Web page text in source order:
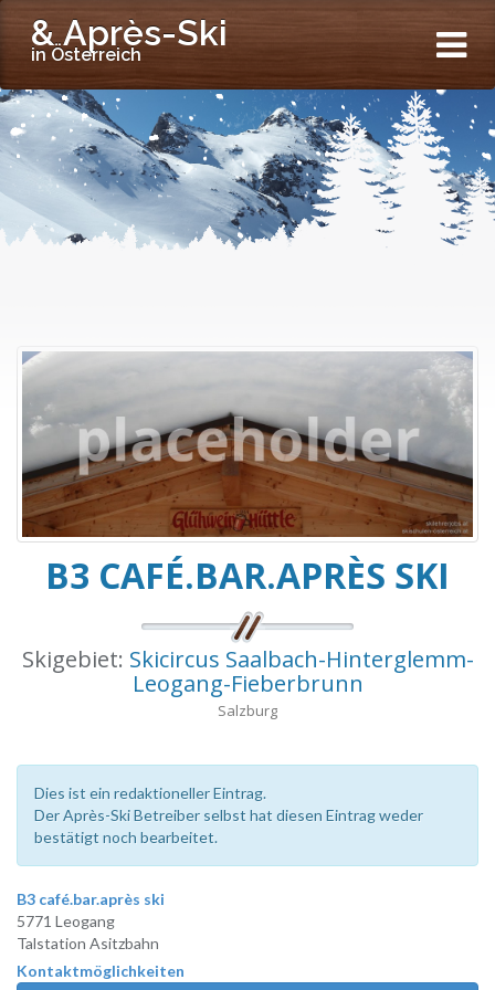
& Après-Ski
in Österreich
B3 CAFÉ.BAR.APRÈS SKI
Skigebiet: Skicircus Saalbach-Hinterglemm-
Leogang-Fieberbrunn
Salzburg
Dies ist ein redaktioneller Eintrag.
Der Après-Ski Betreiber selbst hat diesen Eintrag weder
bestätigt noch bearbeitet.
B3 café.bar.après ski
5771 Leogang
Talstation Asitzbahn
Kontaktmöglichkeiten